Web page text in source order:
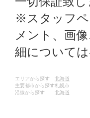
※スタッフペ
メント、画
細について
エリアから探す
北海道
主要都市から探す札幌市
沿線から探す
北海道